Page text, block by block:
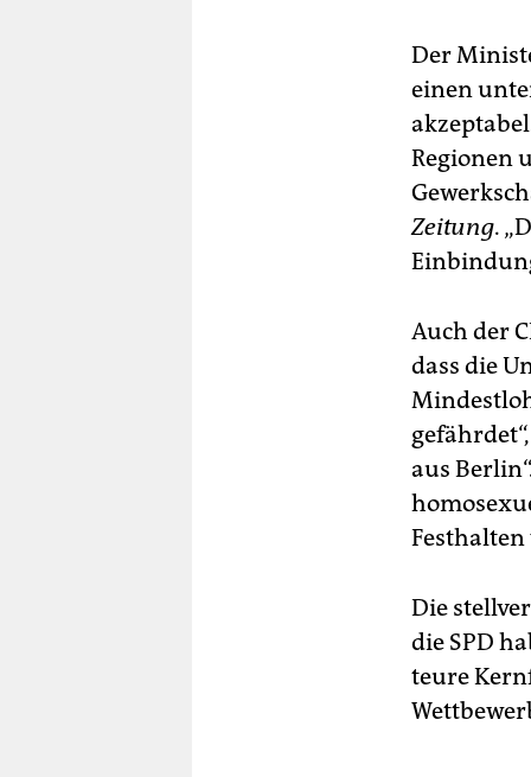
Der
einen
Regionen
Zeitung.
Auch der
dass die
aus
Die
die SPD
teure